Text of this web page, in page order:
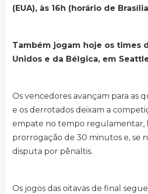
(EUA), às 16h (horário de
Também jogam hoje os times
Unidos e da Bélgica, em
Os vencedores avançam para as
e os derrotados deixam a
empate no tempo regulamentar,
prorrogação de 30 minutos e, se
disputa por pênaltis.
Os jogos das oitavas de final